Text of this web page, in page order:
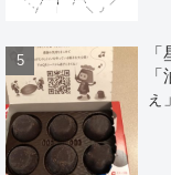
ぇ」